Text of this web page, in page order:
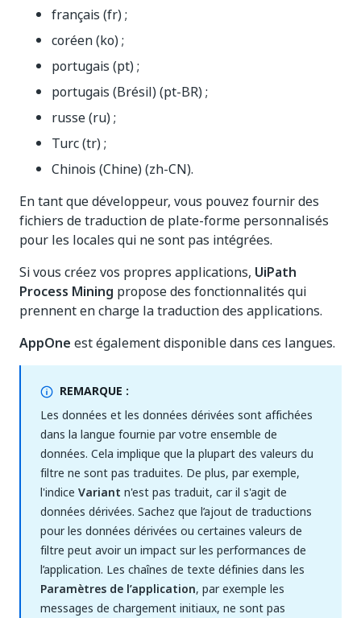
français (fr) ;
coréen (ko) ;
portugais (pt) ;
portugais (Brésil) (pt-BR) ;
russe (ru) ;
Turc (tr) ;
Chinois (Chine) (zh-CN).
En tant que développeur, vous pouvez fournir des
fichiers de traduction de plate-forme personnalisés
pour les locales qui ne sont pas intégrées.
Si vous créez vos propres applications, UiPath
Process Mining propose des fonctionnalités qui
prennent en charge la traduction des applications.
AppOne est également disponible dans ces langues.
REMARQUE :
Les données et les données dérivées sont affichées
dans la langue fournie par votre ensemble de
données. Cela implique que la plupart des valeurs du
filtre ne sont pas traduites. De plus, par exemple,
l'indice Variant n'est pas traduit, car il s'agit de
données dérivées. Sachez que l’ajout de traductions
pour les données dérivées ou certaines valeurs de
filtre peut avoir un impact sur les performances de
l’application. Les chaînes de texte définies dans les
Paramètres de l’application, par exemple les
messages de chargement initiaux, ne sont pas